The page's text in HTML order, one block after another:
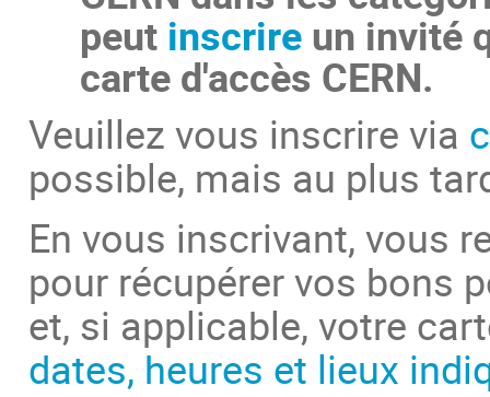
peut inscrireun invité
carte d'accès CERN.
Veuillez vous inscrire via
possible, mais au plus
En vous inscrivant, vous
pour récupérer vos bons
et, si applicable, votre
dates, heures et lieux